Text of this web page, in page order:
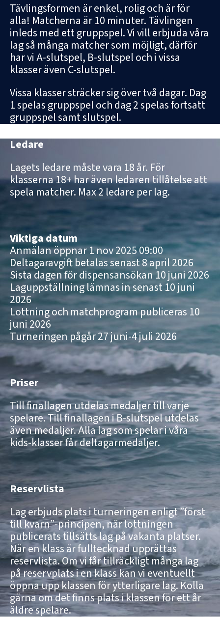
Tävlingsformen är enkel, rolig och är för
alla! Matcherna är 10 minuter. Tävlingen
inleds med ett gruppspel. Vi vill erbjuda våra
lag så många matcher som möjligt, därför
har vi A-slutspel, B-slutspel och i vissa
klasser även C-slutspel.
Vissa klasser sträcker sig över två dagar. Dag
1 spelas gruppspel och dag 2 spelas fortsatt
gruppspel samt slutspel.
Ledare
Lagets ledare måste vara 18 år. För
klasserna 18+ har även ledaren tillåtelse att
spela matcher. Max 2 ledare per lag.
Viktiga datum
Anmälan öppnar 1 nov 2025 09:00
Deltagaravgift betalas senast 8 april 2026
Sista dagen för dispensansökan 10 juni 2026
Laguppställning lämnas in senast 10 juni
2026
Lottning och matchprogram publiceras 10
juni 2026
Turneringen pågår 27 juni-4 juli 2026
Priser
Till finallagen utdelas medaljer till varje
spelare. Till finallagen i B-slutspel utdelas
även medaljer. Alla lag som spelar i våra
kids-klasser får deltagarmedaljer.
Reservlista
Lag erbjuds plats i turneringen enligt ”först
till kvarn”-principen, när lottningen
publicerats tillsätts lag på vakanta platser.
När en klass är fulltecknad upprättas
reservlista. Om vi får tillräckligt många lag
på reservplats i en klass kan vi eventuellt
öppna upp klassen för ytterligare lag. Kolla
gärna om det finns plats i klassen för ett år
äldre spelare.